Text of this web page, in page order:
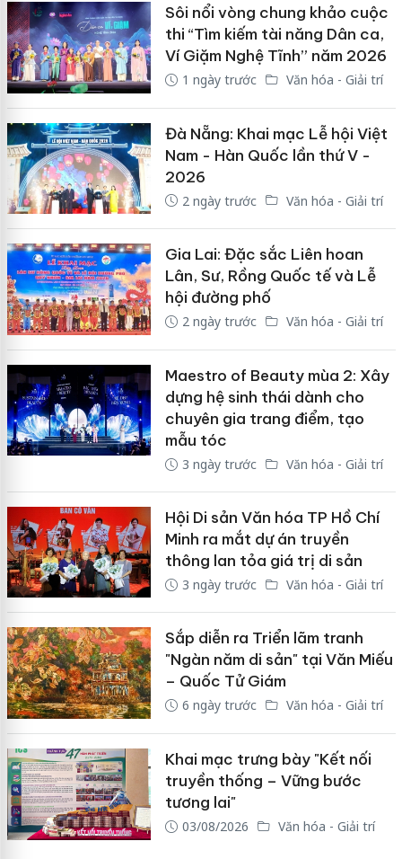
Sôi nổi vòng chung khảo cuộc
thi “Tìm kiếm tài năng Dân ca,
Ví Giặm Nghệ Tĩnh” năm 2026
1 ngày trước Văn hóa - Giải trí
Đà Nẵng: Khai mạc Lễ hội Việt
Nam - Hàn Quốc lần thứ V -
2026
2 ngày trước Văn hóa - Giải trí
Gia Lai: Đặc sắc Liên hoan
Lân, Sư, Rồng Quốc tế và Lễ
hội đường phố
2 ngày trước Văn hóa - Giải trí
Maestro of Beauty mùa 2: Xây
dựng hệ sinh thái dành cho
chuyên gia trang điểm, tạo
mẫu tóc
3 ngày trước Văn hóa - Giải trí
Hội Di sản Văn hóa TP Hồ Chí
Minh ra mắt dự án truyền
thông lan tỏa giá trị di sản
3 ngày trước Văn hóa - Giải trí
Sắp diễn ra Triển lãm tranh
"Ngàn năm di sản" tại Văn Miếu
– Quốc Tử Giám
6 ngày trước Văn hóa - Giải trí
Khai mạc trưng bày "Kết nối
truyền thống – Vững bước
tương lai"
03/08/2026 Văn hóa - Giải trí